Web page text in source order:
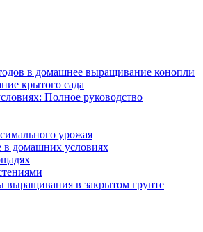
в домашнее выращивание конопли
крытого сада
Полное руководство
урожая
в домашних условиях
в закрытом грунте